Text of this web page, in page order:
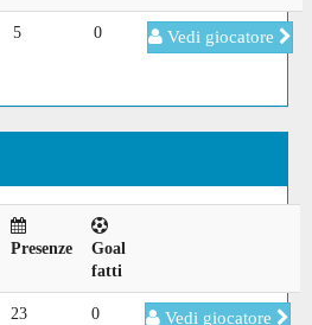
5 0 Vedi giocatore
Presenze
Goal
fatti
23 0 Vedi giocatore